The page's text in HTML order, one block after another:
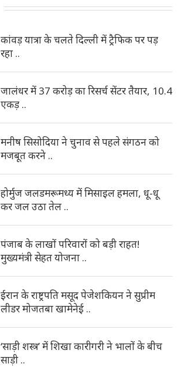
कांवड़ यात्रा के चलते दिल्ली में ट्रैफिक पर पड़
रहा ..
जालंधर में 37 करोड़ का रिसर्च सेंटर तैयार, 10.4
एकड़ ..
मनीष सिसोदिया ने चुनाव से पहले संगठन को
मजबूत करने ..
होर्मुज जलडमरूमध्य में मिसाइल हमला, धू-धू
कर जल उठा तेल ..
पंजाब के लाखों परिवारों को बड़ी राहत!
मुख्यमंत्री सेहत योजना ..
ईरान के राष्ट्रपति मसूद पेजेशकियन ने सुप्रीम
लीडर मोजतबा खामेनेई ..
‘साड़ी शस्त्र’ में शिखा कारीगरी ने भालों के बीच
साड़ी ..